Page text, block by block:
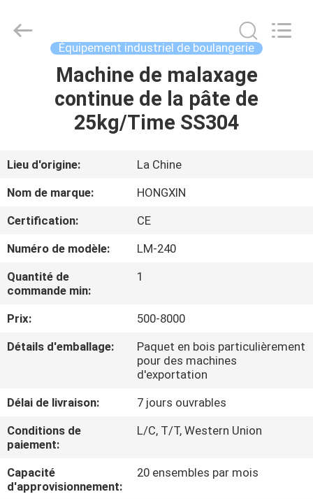
MAISON
PRODUITS
LE
VR
PROPOS
DE
VISITE
DE
L'USINE
Food
Machinery
Équipement industriel de boulangerie
Machine de malaxage
continue de la pâte de
25kg/Time SS304
Lieu d'origine:
La Chine
Nom de marque:
HONGXIN
Certification:
CE
Numéro de modèle:
LM-240
Quantité de
commande min:
1
Prix:
500-8000
Détails d'emballage:
Paquet en bois particulièrement
pour des machines
d'exportation
Délai de livraison:
7 jours ouvrables
Conditions de
paiement:
L/C, T/T, Western Union
Capacité
d'approvisionnement:
20 ensembles par mois